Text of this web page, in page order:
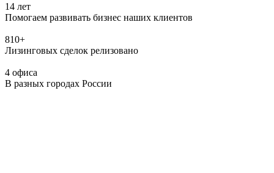
14 лет
Помогаем развивать бизнес наших клиентов
810+
Лизинговых сделок релизовано
4 офиса
В разных городах России